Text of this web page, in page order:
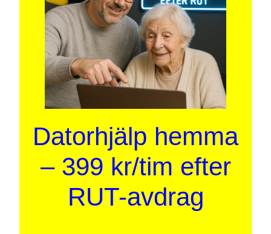
Datorhjälp hemma
– 399 kr/tim efter
RUT-avdrag